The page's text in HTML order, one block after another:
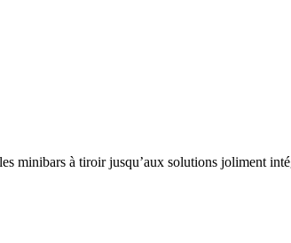
minibars à tiroir jusqu’aux solutions joliment